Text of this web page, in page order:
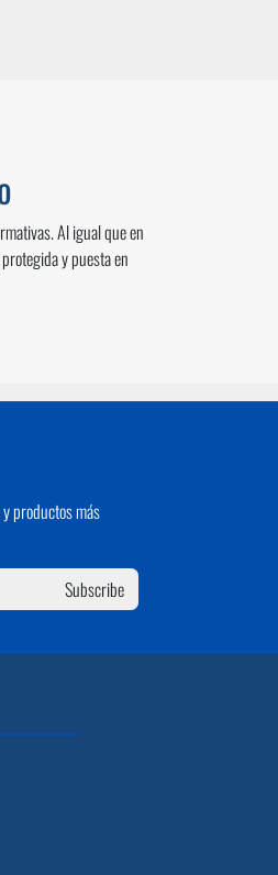
Al igual que en
y puesta en
productos más
Subscribe